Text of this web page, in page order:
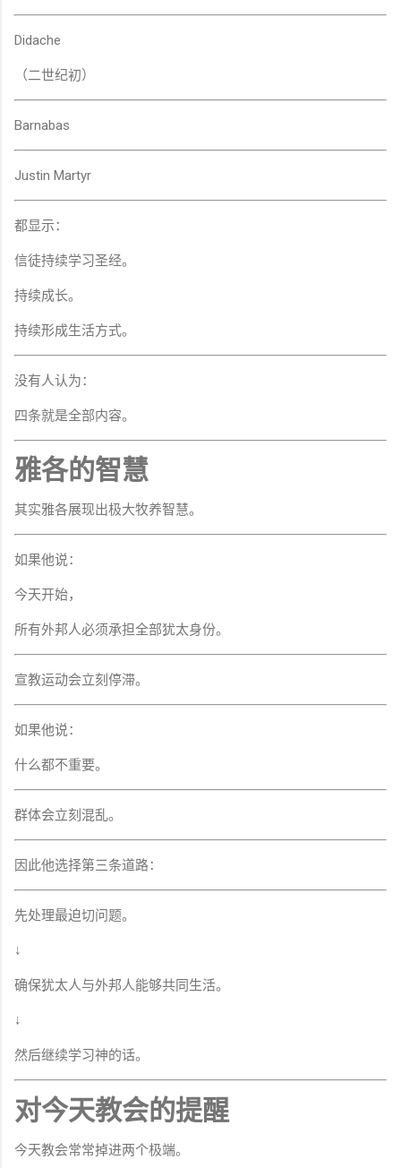
Didache
（二世纪初）
Barnabas
Justin Martyr
都显示：
信徒持续学习圣经。
持续成长。
持续形成生活方式。
没有人认为：
四条就是全部内容。
雅各的智慧
其实雅各展现出极大牧养智慧。
如果他说：
今天开始，
所有外邦人必须承担全部犹太身份。
宣教运动会立刻停滞。
如果他说：
什么都不重要。
群体会立刻混乱。
因此他选择第三条道路：
先处理最迫切问题。
↓
确保犹太人与外邦人能够共同生活。
↓
然后继续学习神的话。
对今天教会的提醒
今天教会常常掉进两个极端。